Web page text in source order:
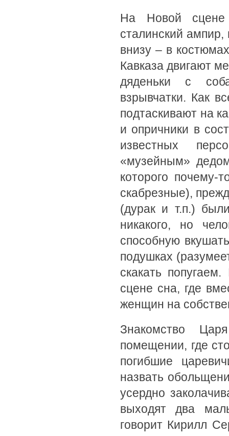
На Новой сцене
сталинский
внизу – в
Кавказа двигают
дяденьки с
взрывчатки. Как
подтаскивают на
и опричники в
известных
«музейным»
которого
скабрезные),
(дурак и т.п.)
никакого, но
способную
подушках
скакать
сцене сна, где
женщин на
Знакомство
помещении, где
погибшие
назвать
усердно
выходят два
говорит Кирилл